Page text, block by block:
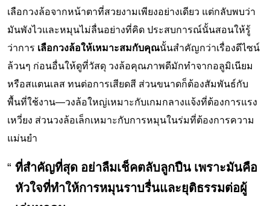
เลือกวงล้อจากหน้าตาที่สวยงามเพียงอย่างเดียว แต่กลับพบว่า
มันพังไวและหมุนไม่ลื่นอย่างที่คิด ประสบการณ์นั้นสอนให้รู้
ว่าการ เลือกวงล้อให้เหมาะสมกับคุณนั้นสำคัญกว่าเรื่องดีไซน์
ล้วนๆ ก่อนอื่นให้ดูที่วัสดุ วงล้อคุณภาพดีมักทำจากอลูมิเนียม
หรือสแตนเลส ทนต่อการเสียดสี ส่วนขนาดก็ต้องสัมพันธ์กับ
พื้นที่ใช้งาน—วงล้อใหญ่เหมาะกับเกมกลางแจ้งที่ต้องการแรง
เหวี่ยง ส่วนวงล้อเล็กเหมาะกับการหมุนในร่มที่ต้องการความ
แม่นยำ
ที่สำคัญที่สุด อย่าลืมเช็คตลับลูกปืน เพราะมันคือ
หัวใจที่ทำให้การหมุนราบรื่นและยุติธรรมต่อผู้